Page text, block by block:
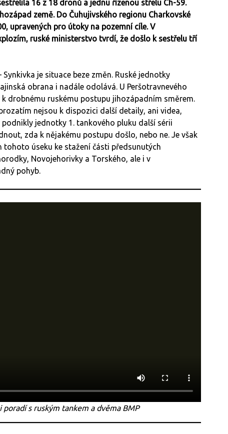
16 z 18 dronů a jednu řízenou střelu Ch-59.
země. Do Čuhujivského regionu Charkovské
upravených pro útoky na pozemní cíle. V
ruské ministerstvo tvrdí, že došlo k sestřelu tří
Synkivka je situace beze změn. Ruské jednotky
obrana i nadále odolává. U Peršotravnevého
drobnému ruskému postupu jihozápadním směrem.
nejsou k dispozici další detaily, ani videa,
jednotky 1. tankového pluku další sérii
zda k nějakému postupu došlo, nebo ne. Je však
úseku ke stažení části předsunutých
Novojehorivky a Torského, ale i v
pohyb.
poradí s ruským tankem a dvěma BMP